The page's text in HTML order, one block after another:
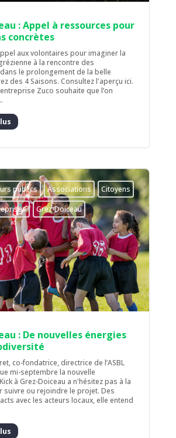
: Appel à ressources pour
concrètes
aux volontaires pour imaginer la
à la rencontre des
le prolongement de la belle
des 4 Saisons. Consultez l'aperçu ici.
Zuco souhaite que l’on
publics Associations
Citoyens
Grez-Doiceau
: De nouvelles énergies
co-fondatrice, directrice de l’ASBL
mi-septembre la nouvelle
à Grez-Doiceau a n'hésitez pas à la
suivre ou rejoindre le projet. Des
avec les acteurs locaux, elle entend